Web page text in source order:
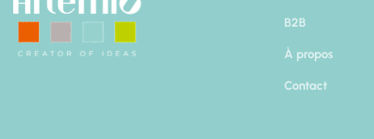
B2B
À propos
Contact